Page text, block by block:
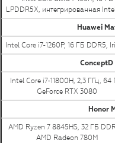
LPDDR5X, интегрированная
Huawei
Intel Core i7-1260P, 16 ГБ DDR5,
Intel Core i7-11800H, 2,3 ГГц, 64
GeForce RTX 3080
Honor
AMD Ryzen 7 8845HS, 32 ГБ
AMD Radeon 780M